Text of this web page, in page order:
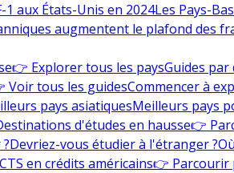
aux États-Unis en 2024Les Pays-
augmentent le plafond des
👉 Explorer tous les paysGuides par
Voir tous les guidesCommencer à
pays asiatiquesMeilleurs pays
d'études en hausse👉
Devriez-vous étudier à l'étranger ?
en crédits américains👉 Parcourir